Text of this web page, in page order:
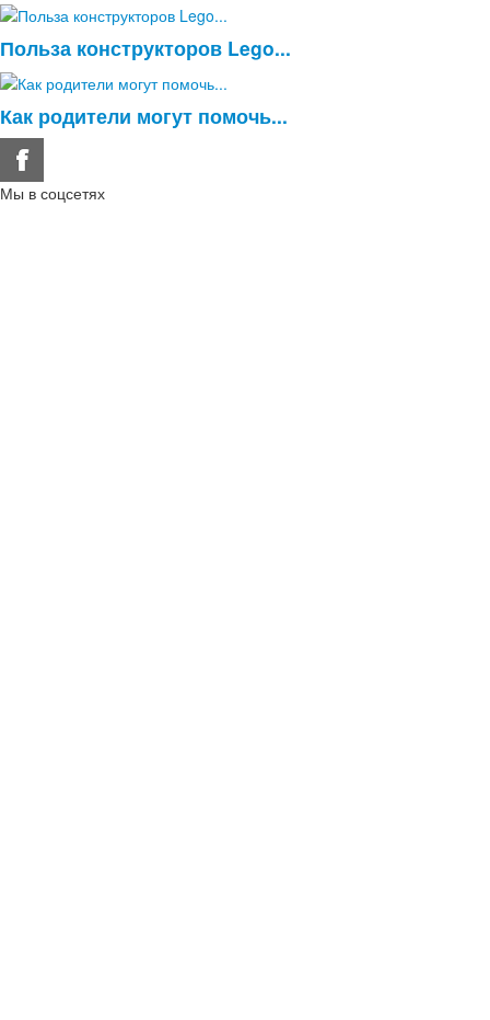
Польза конструкторов Lego...
Как родители могут помочь...
Мы в соцсетях